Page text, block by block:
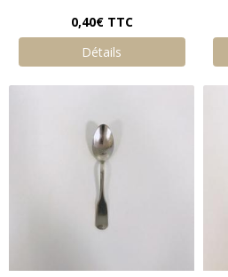
0,40€ TTC
Détails